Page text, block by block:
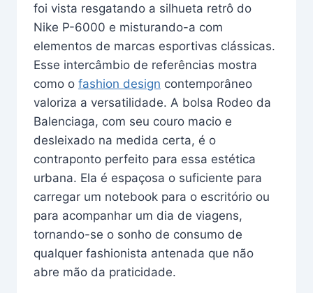
foi vista resgatando a silhueta retrô do
Nike P-6000 e misturando-a com
elementos de marcas esportivas clássicas.
Esse intercâmbio de referências mostra
como o fashion design contemporâneo
valoriza a versatilidade. A bolsa Rodeo da
Balenciaga, com seu couro macio e
desleixado na medida certa, é o
contraponto perfeito para essa estética
urbana. Ela é espaçosa o suficiente para
carregar um notebook para o escritório ou
para acompanhar um dia de viagens,
tornando-se o sonho de consumo de
qualquer fashionista antenada que não
abre mão da praticidade.